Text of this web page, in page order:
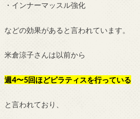
・インナーマッスル強化
などの効果があると言われています。
米倉涼子さんは以前から
週4〜5回ほどピラティスを行っている
と言われており、